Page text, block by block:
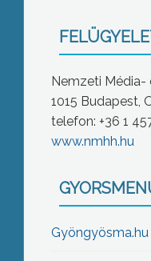
Nemzeti Média-
1015 Budapest,
telefon: +36 1
www.nmhh.hu
Gyöngyösma.hu